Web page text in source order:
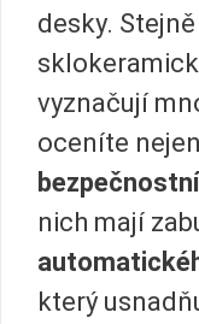
desky.
vyznačují
oceníte
nich mají
který